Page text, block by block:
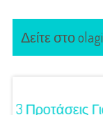
Δείτε στο
3 Προτάσεις